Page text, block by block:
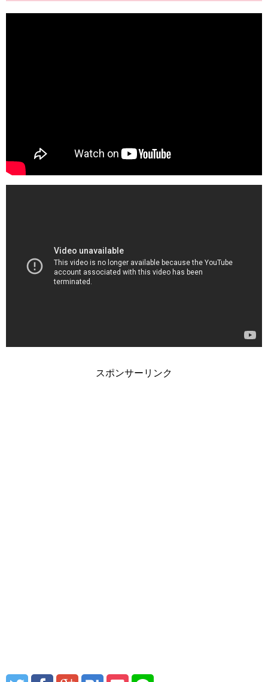
スポンサーリンク